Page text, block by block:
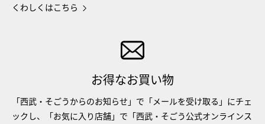
くわしくはこちら
お得なお買い物
「西武・そごうからのお知らせ」で「メールを受け取る」にチェ
ックし、「お気に入り店舗」で「西武・そごう公式オンラインス